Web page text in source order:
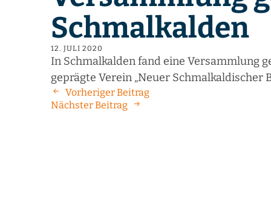
Schmalkalden
12. JULI 2020
In Schmalkalden fand eine Versammlung
geprägte Verein „Neuer Schmalkaldischer
Vorheriger Beitrag
Nächster Beitrag